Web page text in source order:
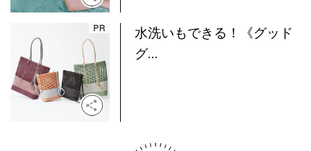
水洗いもできる！《グッド
グ...